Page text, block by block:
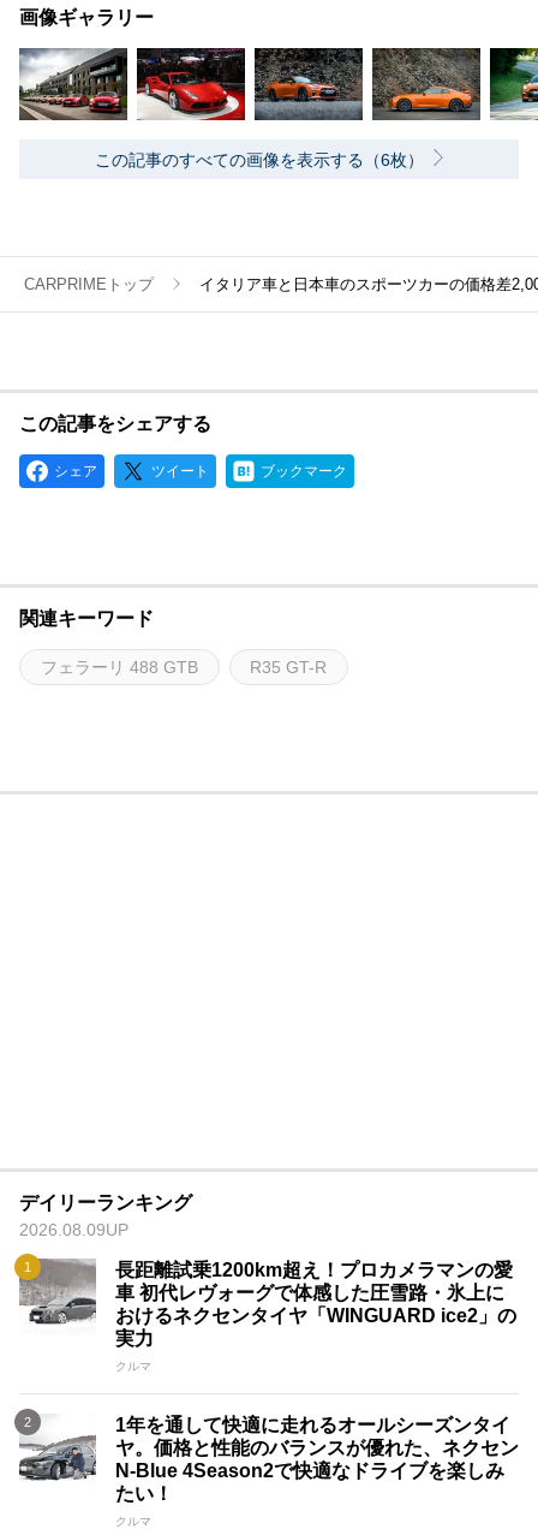
画像ギャラリー
この記事のすべての画像を表示する（6枚）
CARPRIMEトップ イタリア車と日本車のスポーツカーの価格差
この記事をシェアする
シェア ツイート ブックマーク
関連キーワード
フェラーリ 488 GTB R35 GT-R
デイリーランキング
2026.08.09UP
長距離試乗1200km超え！プロカメラマンの愛
車 初代レヴォーグで体感した圧雪路・氷上に
おけるネクセンタイヤ「WINGUARD ice2」の
実力
クルマ
1年を通して快適に走れるオールシーズンタイ
ヤ。価格と性能のバランスが優れた、ネクセン
N-Blue 4Season2で快適なドライブを楽しみ
たい！
クルマ